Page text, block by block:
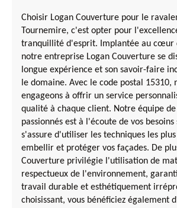
Choisir Logan Couverture pour le
Tournemire, c'est opter pour
tranquillité d'esprit. Implantée au cœur
notre entreprise Logan Couverture se
longue expérience et son savoir-faire
le domaine. Avec le code postal 15310,
engageons à offrir un service
qualité à chaque client. Notre équipe
passionnés est à l'écoute de vos
s'assure d'utiliser les techniques les
embellir et protéger vos façades. De
Couverture privilégie l'utilisation de
respectueux de l'environnement,
travail durable et esthétiquement
choisissant, vous bénéficiez également